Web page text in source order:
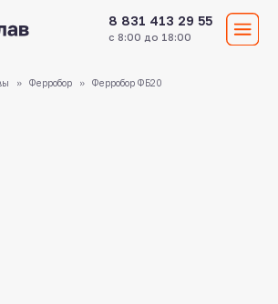
8 831 413 29 55
Ферробор Ферробор ФБ20